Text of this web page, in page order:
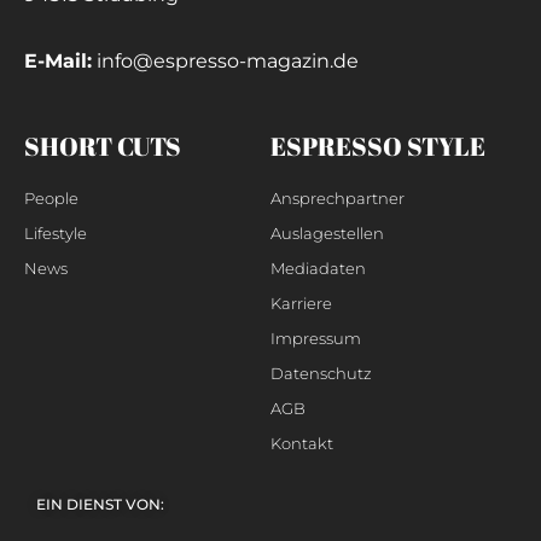
E-Mail: info@espresso-magazin.de
SHORT CUTS
People
Lifestyle
News
ESPRESSO STYLE
Ansprechpartner
Auslagestellen
Mediadaten
Karriere
Impressum
Datenschutz
AGB
Kontakt
EIN DIENST VON: